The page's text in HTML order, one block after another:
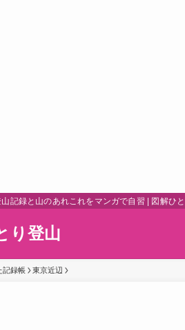
記録と山のあれこれをマンガで自習 | 図解ひ
り登山
記録帳 東京近辺